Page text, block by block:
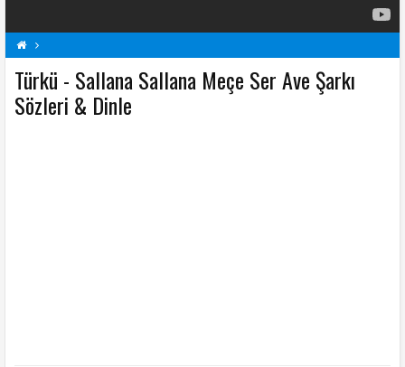
Sallana Sallana Meçe Ser Ave Şarkı Sözleri Şarkı Sözleri
Türkü Şarkı Sözleri
Türkü - Sallana Sallana Meçe Ser Ave Şarkı
Sözleri & Dinle